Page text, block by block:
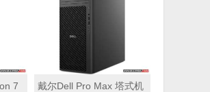
7
戴尔Dell Pro Max 塔式机